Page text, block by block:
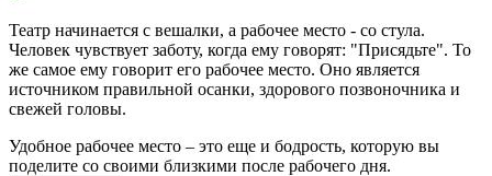
Театр начинается с вешалки, а рабочее место - со стула.
Человек чувствует заботу, когда ему говорят: "Присядьте". То
же самое ему говорит его рабочее место. Оно является
источником правильной осанки, здорового позвоночника и
свежей головы.
Удобное рабочее место – это еще и бодрость, которую вы
поделите со своими близкими после рабочего дня.